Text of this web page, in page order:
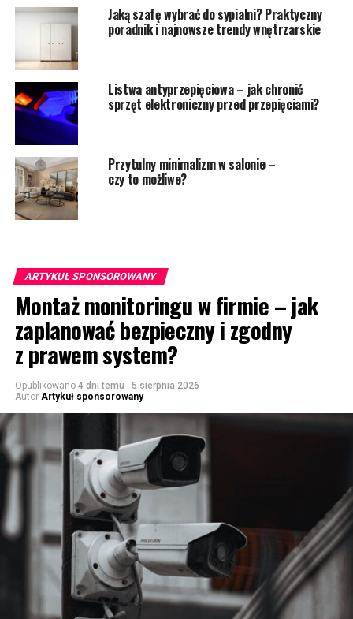
Jaką szafę wybrać do sypialni? Praktyczny
poradnik i najnowsze trendy wnętrzarskie
Listwa antyprzepięciowa – jak chronić
sprzęt elektroniczny przed przepięciami?
Przytulny minimalizm w salonie –
czy to możliwe?
ARTYKUŁ SPONSOROWANY
Montaż monitoringu w firmie – jak
zaplanować bezpieczny i zgodny
z prawem system?
Opublikowano 4 dni temu - 5 sierpnia 2026
Autor Artykuł sponsorowany